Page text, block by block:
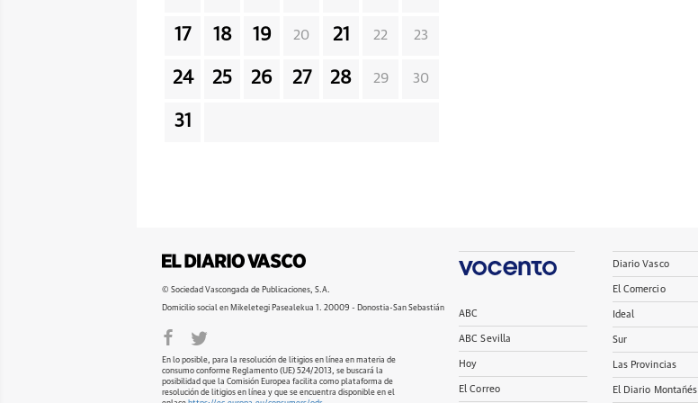
17 18 19 20 21 22 23
24 25 26 27 28 29 30
31
© Sociedad Vascongada de Publicaciones, S.A.
Domicilio social en Mikeletegi Pasealekua 1. 20009 - Donostia-San Sebastián
En lo posible, para la resolución de litigios en línea en materia de
consumo conforme Reglamento (UE) 524/2013, se buscará la
posibilidad que la Comisión Europea facilita como plataforma de
resolución de litigios en línea y que se encuentra disponible en el
ABC
ABC Sevilla
Hoy
El Correo
Diario Vasco
El Comercio
Ideal
Sur
Las Provincias
El Diario Montañés